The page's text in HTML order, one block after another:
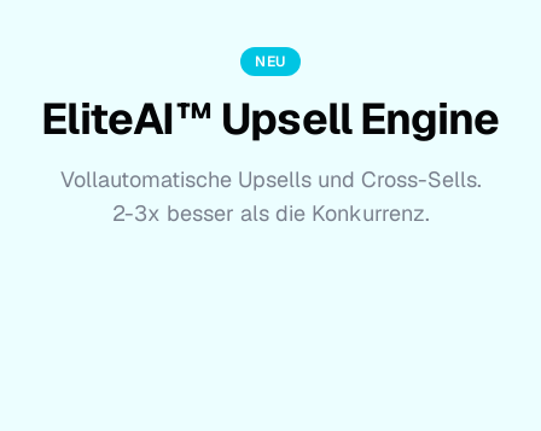
NEU
EliteAI™ Upsell Engine
Vollautomatische Upsells und Cross-Sells.
2-3x besser als die Konkurrenz.